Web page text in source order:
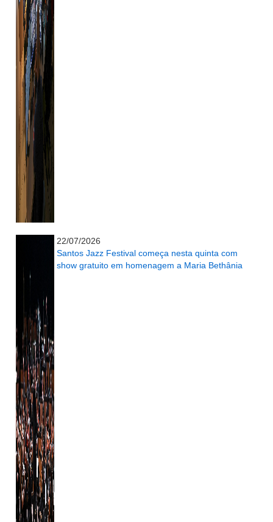
22/07/2026
Santos Jazz Festival começa nesta quinta com
show gratuito em homenagem a Maria Bethânia